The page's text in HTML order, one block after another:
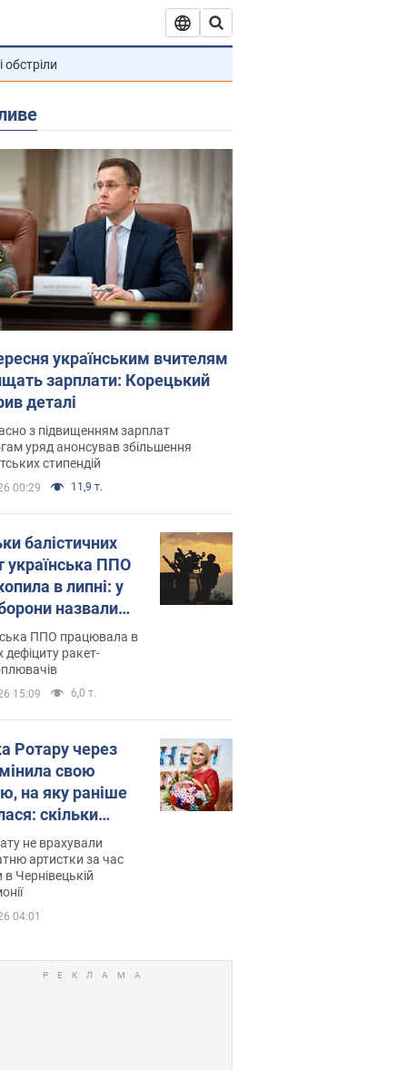
обстріли
українським вчителям
зарплати: Корецький
деталі
з підвищенням зарплат
уряд анонсував збільшення
стипендій
00:29 11,9 т.
балістичних
українська ППО
в липні: у
назвали
ППО працювала в
дефіциту ракет-
15:09 6,0 т.
Ротару через
свою
на яку раніше
скільки
співачка
не врахували
артистки за час
в Чернівецькій
04:01